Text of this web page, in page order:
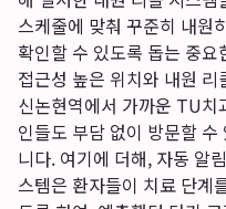
스케줄에 맞춰 꾸준히 내원
확인할 수 있도록 돕는 중
접근성 높은 위치와 내원 리
신논현역에서 가까운 TU치
인들도 부담 없이 방문할
니다. 여기에 더해, 자동 알
스템은 환자들이 치료 단계